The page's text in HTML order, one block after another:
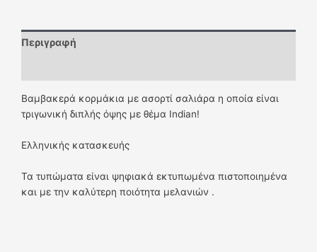
Περιγραφή
Βαμβακερά κορμάκια με ασορτί σαλιάρα η οποία είναι
τριγωνική διπλής όψης με θέμα Indian!
Ελληνικής κατασκευής
Τα τυπώματα είναι ψηφιακά εκτυπωμένα πιστοποιημένα
και με την καλύτερη ποιότητα μελανιών .